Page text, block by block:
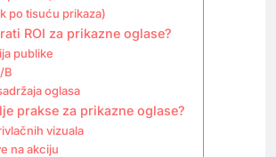
po tisuću prikaza)
ROI za prikazne oglase?
publike
B
oglasa
prakse za prikazne oglase?
vizuala
na akciju